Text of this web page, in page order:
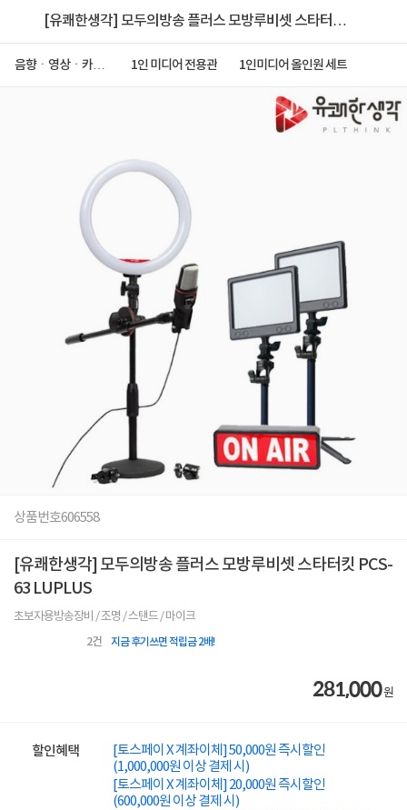
[유쾌한생각] 모두의방송 플러스 모방루비셋 스타터킷
음향ㆍ영상ㆍ카메
1인 미디어 전용관 1인미디어 올인원 세트
상품번호606558
[유쾌한생각] 모두의방송 플러스 모방루비셋 스타터킷 PCS-
63 LUPLUS
초보자용방송장비 / 조명 / 스탠드 / 마이크
2건 지금 후기쓰면 적립금 2배!
281,000원
할인혜택
[토스페이 X 계좌이체] 50,000원 즉시할인
(1,000,000원 이상 결제 시)
[토스페이 X 계좌이체] 20,000원 즉시할인
(600,000원 이상 결제 시)